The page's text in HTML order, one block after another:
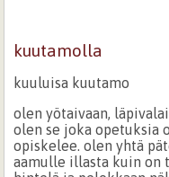
kuutamolla
kuuluisa kuutamo
olen yötaivaan,
olen se joka opetuksia
opiskelee. olen yhtä
aamulle illasta kuin on